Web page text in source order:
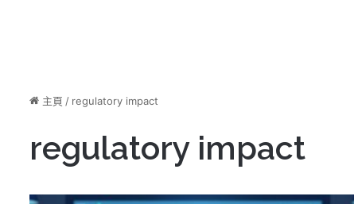
主頁 / regulatory impact
regulatory impact